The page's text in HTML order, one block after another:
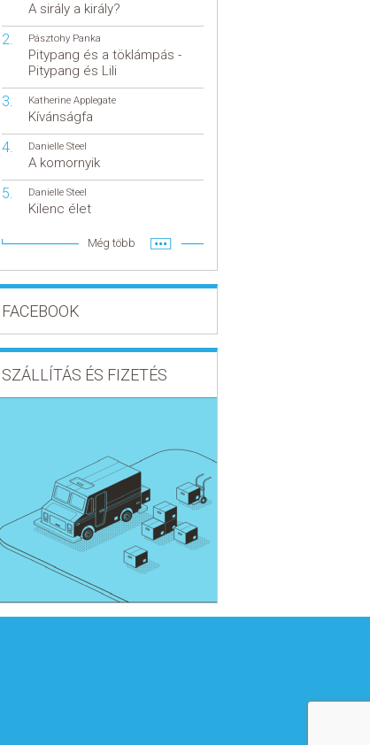
A sirály a király?
Pásztohy Panka
Pitypang és a töklámpás -
Pitypang és Lili
Katherine Applegate
Kívánságfa
Danielle Steel
A komornyik
Danielle Steel
Kilenc élet
Még több
FACEBOOK
SZÁLLÍTÁS ÉS FIZETÉS